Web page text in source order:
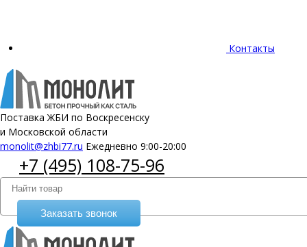
Контакты
Поставка ЖБИ по Воскресенску
и Московской области
monolit@zhbi77.ru Ежедневно 9:00-20:00
+7 (495) 108-75-96
Заказать звонок